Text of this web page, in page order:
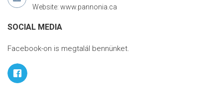
Website: www.pannonia.ca
SOCIAL MEDIA
Facebook-on is megtalál bennünket.